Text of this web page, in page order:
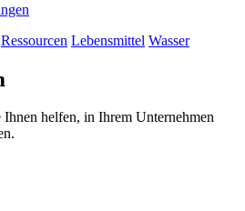
Ressourcen Lebensmittel Wasser
helfen, in Ihrem Unternehmen